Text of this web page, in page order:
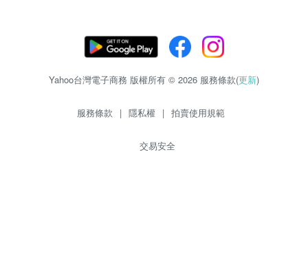
Yahoo台灣電子商務 版權所有 © 2026 服務條款(更新)
服務條款 | 隱私權 | 拍賣使用規範
交易安全